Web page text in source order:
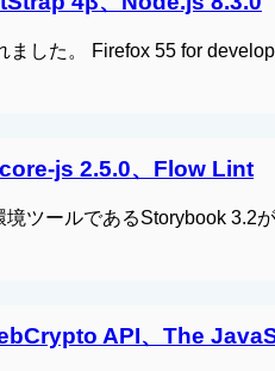
した。 Firefox 55 for
js 2.5.0、Flow Lint
ツールであるStorybook 3.2
API、The